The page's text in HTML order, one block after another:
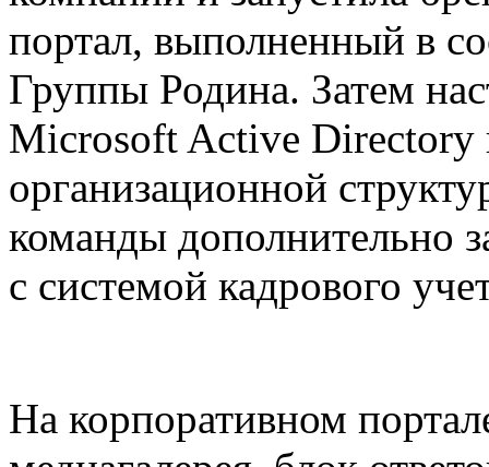
портал, выполненный в
Группы Родина. Затем
Microsoft Active Directory
организационной
команды дополнительно
с системой кадрового
На корпоративном